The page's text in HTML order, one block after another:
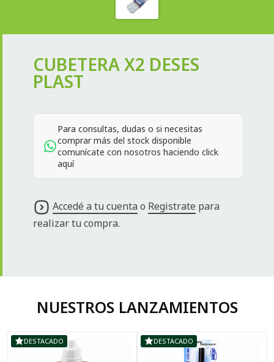
CUBETERA X2 DESES
PLAST
Para consultas, dudas o si necesitas
comprar más del stock disponible
comunícate con nosotros haciendo click
aquí
Accedé a tu cuenta o Registrate para
realizar tu compra.
NUESTROS LANZAMIENTOS
DESTACADO DESTACADO